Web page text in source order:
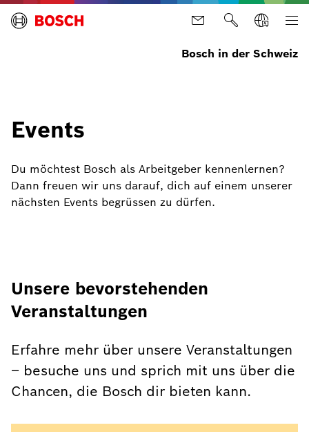
Bosch in der Schweiz
Events
Du möchtest Bosch als Arbeitgeber kennenlernen?
Dann freuen wir uns darauf, dich auf einem unserer
nächsten Events begrüssen zu dürfen.
Unsere bevorstehenden
Veranstaltungen
Erfahre mehr über unsere Veranstaltungen
– besuche uns und sprich mit uns über die
Chancen, die Bosch dir bieten kann.